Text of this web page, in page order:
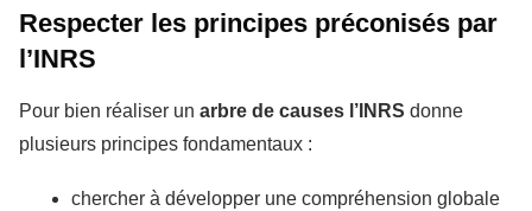
Respecter les principes préconisés par
l’INRS
Pour bien réaliser un arbre de causes l’INRS donne
plusieurs principes fondamentaux :
chercher à développer une compréhension globale